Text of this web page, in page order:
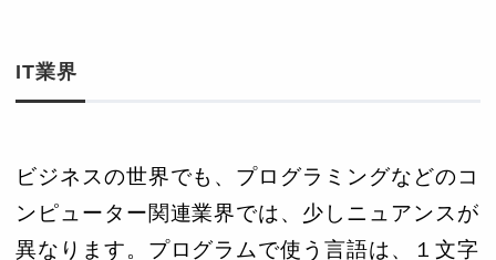
IT業界
ビジネスの世界でも、プログラミングなどのコ
ンピューター関連業界では、少しニュアンスが
異なります。プログラムで使う言語は、１文字